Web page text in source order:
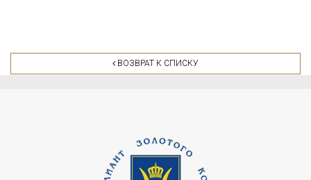
ВОЗВРАТ К СПИСКУ